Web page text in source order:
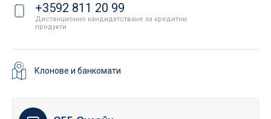
+3592 811 20 99
Дистанционно кандидатстване за кредитни
продукти
Клонове и банкомати